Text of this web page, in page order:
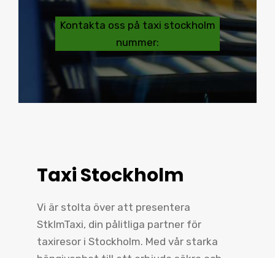
Kontakta oss på taxi stockholm
nummer:
Taxi Stockholm
Vi är stolta över att presentera
StklmTaxi, din pålitliga partner för
taxiresor i Stockholm. Med vår starka